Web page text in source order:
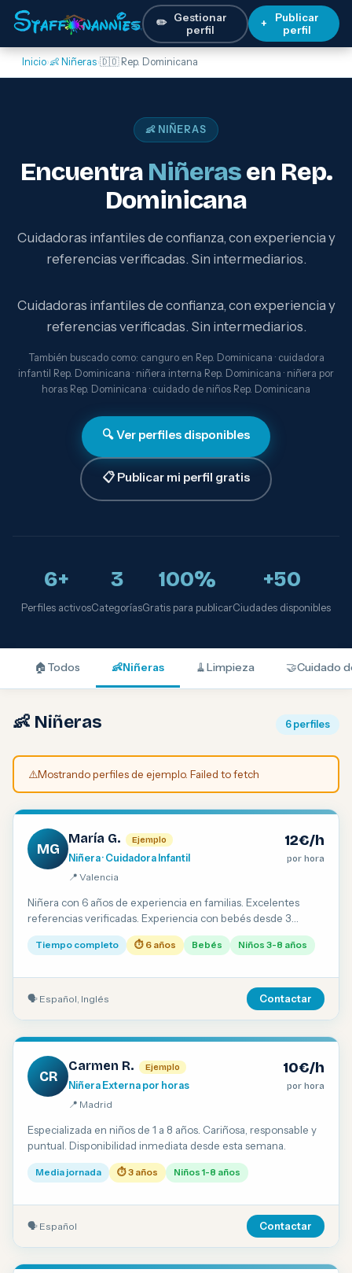
✏️ Gestionar
perfil
+
Publicar
perfil
Inicio›👶 Niñeras›🇩🇴 Rep. Dominicana
👶 NIÑERAS
Encuentra Niñerasen Rep.
Dominicana
Cuidadoras infantiles de confianza, con experiencia y
referencias verificadas. Sin intermediarios.
Cuidadoras infantiles de confianza, con experiencia y
referencias verificadas. Sin intermediarios.
También buscado como: canguro en Rep. Dominicana · cuidadora
infantil Rep. Dominicana · niñera interna Rep. Dominicana · niñera por
horas Rep. Dominicana · cuidado de niños Rep. Dominicana
🔍 Ver perfiles disponibles
📋 Publicar mi perfil gratis
6+
Perfiles activos
3
Categorías
100%
Gratis para publicar
+50
Ciudades disponibles
🏠 Todos 👶Niñeras 🧹Limpieza 🤝Cuidado
👶 Niñeras 6 perfiles
⚠️Mostrando perfiles de ejemplo. Failed to fetch
MG
María G. Ejemplo
Niñera · Cuidadora Infantil
📍 Valencia
12€/h
por hora
Niñera con 6 años de experiencia en familias. Excelentes
referencias verificadas. Experiencia con bebés desde 3
meses. Inglés conversacional.
Tiempo completo ⏱ 6 años Bebés Niños 3-8 años
🗣 Español, Inglés Contactar
CR
Carmen R. Ejemplo
Niñera Externa por horas
📍 Madrid
10€/h
por hora
Especializada en niños de 1 a 8 años. Cariñosa, responsable y
puntual. Disponibilidad inmediata desde esta semana.
Media jornada ⏱ 3 años Niños 1-8 años
🗣 Español Contactar